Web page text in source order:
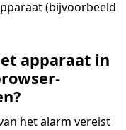
(bijvoorbeeld
apparaat in
het alarm vereist